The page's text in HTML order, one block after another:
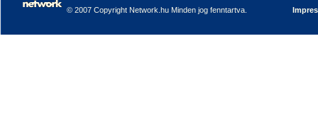
© 2007 Copyright Network.hu Minden jog fenntartva.